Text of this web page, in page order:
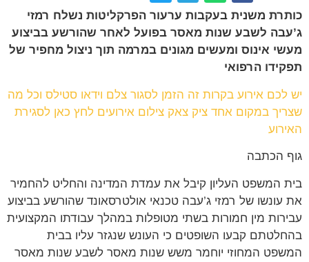
כותרת משנית בעקבות ערעור הפרקליטות נשלח רמזי
ג’עבה לשבע שנות מאסר בפועל לאחר שהורשע בביצוע
מעשי אינוס ומעשים מגונים במרמה תוך ניצול מחפיר של
תפקידו הרפואי
יש לכם אירוע בקרות זה הזמן לסגור צלם וידאו סטילס וכל מה
שצריך במקום אחד ציק צאק צילום אירועים לחץ כאן לסגירת
האירוע
גוף הכתבה
בית המשפט העליון קיבל את עמדת המדינה והחליט להחמיר
את עונשו של רמזי ג’עבה טכנאי אולטרסאונד שהורשע בביצוע
עבירות מין חמורות בשתי מטופלות במהלך עבודתו המקצועית
בהחלטתם קבעו השופטים כי העונש שנגזר עליו בבית
המשפט המחוזי יוחמר משש שנות מאסר לשבע שנות מאסר